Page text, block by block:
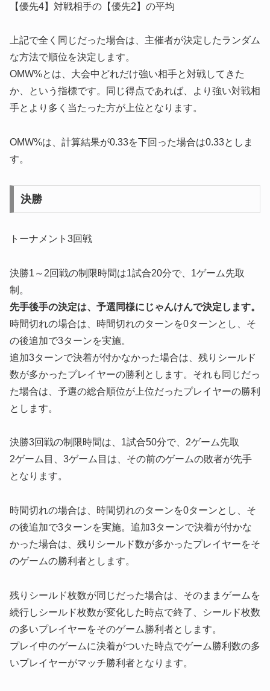
【優先4】対戦相手の【優先2】の平均
上記で全く同じだった場合は、主催者が決定したランダム
な方法で順位を決定します。
OMW%とは、大会中どれだけ強い相手と対戦してきた
か、という指標です。同じ得点であれば、より強い対戦相
手とより多く当たった方が上位となります。
OMW%は、計算結果が0.33を下回った場合は0.33としま
す。
決勝
トーナメント3回戦
決勝1～2回戦の制限時間は1試合20分で、1ゲーム先取
制。
先手後手の決定は、予選同様にじゃんけんで決定します。
時間切れの場合は、時間切れのターンを0ターンとし、そ
の後追加で3ターンを実施。
追加3ターンで決着が付かなかった場合は、残りシールド
数が多かったプレイヤーの勝利とします。それも同じだっ
た場合は、予選の総合順位が上位だったプレイヤーの勝利
とします。
決勝3回戦の制限時間は、1試合50分で、2ゲーム先取
2ゲーム目、3ゲーム目は、その前のゲームの敗者が先手
となります。
時間切れの場合は、時間切れのターンを0ターンとし、そ
の後追加で3ターンを実施。追加3ターンで決着が付かな
かった場合は、残りシールド数が多かったプレイヤーをそ
のゲームの勝利者とします。
残りシールド枚数が同じだった場合は、そのままゲームを
続行しシールド枚数が変化した時点で終了、シールド枚数
の多いプレイヤーをそのゲーム勝利者とします。
プレイ中のゲームに決着がついた時点でゲーム勝利数の多
いプレイヤーがマッチ勝利者となります。